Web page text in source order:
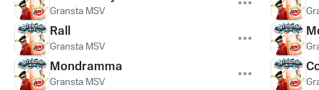
Gransta MSV
Rall
Gransta MSV
Mondramma
Gransta MSV